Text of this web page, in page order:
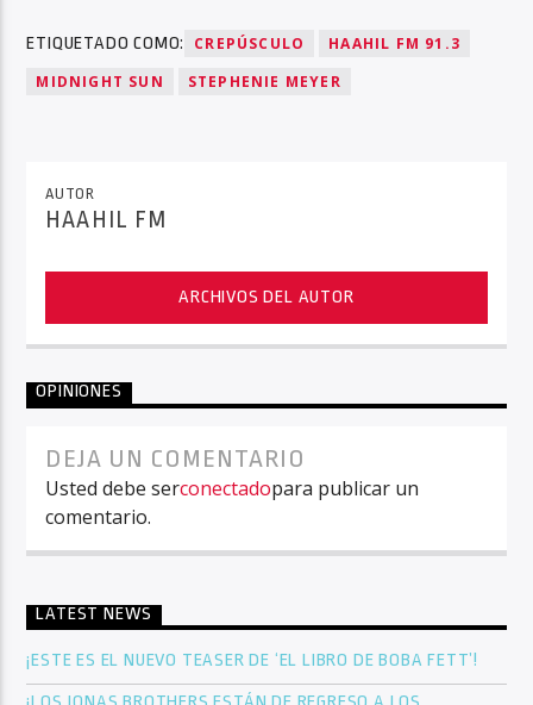
ETIQUETADO COMO: CREPÚSCULO
HAAHIL FM 91.3
MIDNIGHT SUN
STEPHENIE MEYER
AUTOR
HAAHIL FM
ARCHIVOS DEL AUTOR
OPINIONES
DEJA UN COMENTARIO
Usted debe serconectadopara publicar un
comentario.
LATEST NEWS
¡ESTE ES EL NUEVO TEASER DE ‘EL LIBRO DE BOBA FETT’!